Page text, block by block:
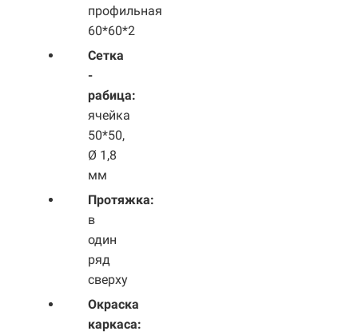
профильная
60*60*2
Сетка
-
рабица:
ячейка
50*50,
Ø 1,8
мм
Протяжка:
в
один
ряд
сверху
Окраска
каркаса: